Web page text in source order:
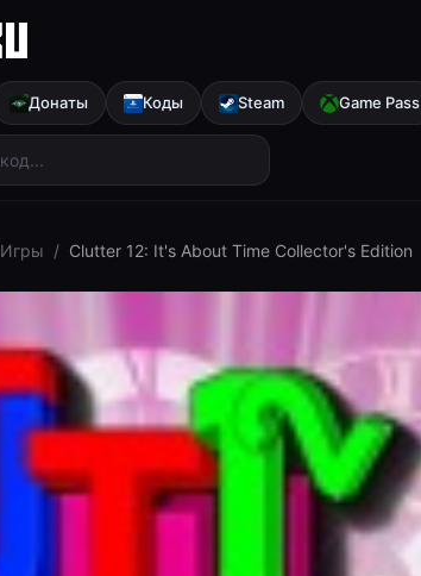
Донаты Коды Steam Game Pass
Игры / Clutter 12: It's About Time Collector's Edition